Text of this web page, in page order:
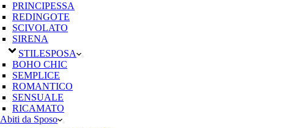
PRINCIPESSA
REDINGOTE
SCIVOLATO
SIRENA
STILESPOSA
BOHO CHIC
SEMPLICE
ROMANTICO
SENSUALE
RICAMATO
Abiti da Sposo